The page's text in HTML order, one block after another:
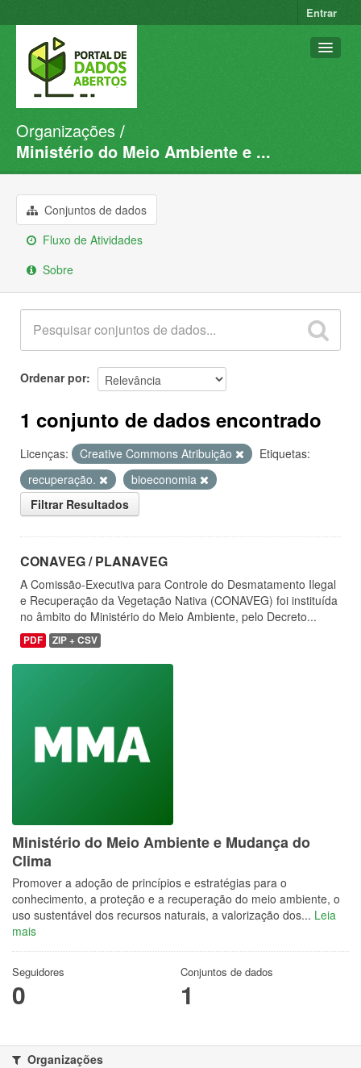
Entrar
Conjuntos de dados
Organizações
Sobre
Organizações
Ministério do Meio Ambiente e ...
Conjuntos de dados
Fluxo de Atividades
Sobre
Ordenar por
1 conjunto de dados encontrado
Licenças: Creative Commons Atribuição
Etiquetas:
recuperação.
bioeconomia
Filtrar Resultados
CONAVEG / PLANAVEG
A Comissão-Executiva para Controle do Desmatamento Ilegal
e Recuperação da Vegetação Nativa (CONAVEG) foi instituída
no âmbito do Ministério do Meio Ambiente, pelo Decreto...
PDF ZIP + CSV
Ministério do Meio Ambiente e Mudança do
Clima
Promover a adoção de princípios e estratégias para o
conhecimento, a proteção e a recuperação do meio ambiente, o
uso sustentável dos recursos naturais, a valorização dos... Leia
mais
Seguidores
0
Conjuntos de dados
1
Organizações